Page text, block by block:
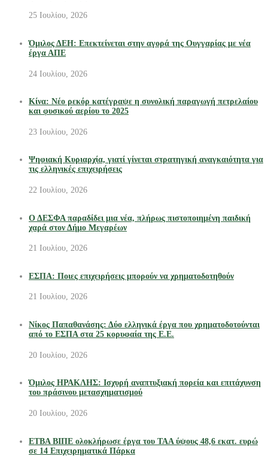
25 Ιουλίου, 2026
Όμιλος ΔΕΗ: Επεκτείνεται στην αγορά της Ουγγαρίας με νέα
έργα ΑΠΕ
24 Ιουλίου, 2026
Κίνα: Νέο ρεκόρ κατέγραψε η συνολική παραγωγή πετρελαίου
και φυσικού αερίου το 2025
23 Ιουλίου, 2026
Ψηφιακή Κυριαρχία, γιατί γίνεται στρατηγική αναγκαιότητα για
τις ελληνικές επιχειρήσεις
22 Ιουλίου, 2026
Ο ΔΕΣΦΑ παραδίδει μια νέα, πλήρως πιστοποιημένη παιδική
χαρά στον Δήμο Μεγαρέων
21 Ιουλίου, 2026
ΕΣΠΑ: Ποιες επιχειρήσεις μπορούν να χρηματοδοτηθούν
21 Ιουλίου, 2026
Νίκος Παπαθανάσης: Δύο ελληνικά έργα που χρηματοδοτούνται
από το ΕΣΠΑ στα 25 κορυφαία της Ε.Ε.
20 Ιουλίου, 2026
Όμιλος ΗΡΑΚΛΗΣ: Ισχυρή αναπτυξιακή πορεία και επιτάχυνση
του πράσινου μετασχηματισμού
20 Ιουλίου, 2026
ΕΤΒΑ ΒΙΠΕ ολοκλήρωσε έργα του ΤΑΑ ύψους 48,6 εκατ. ευρώ
σε 14 Επιχειρηματικά Πάρκα